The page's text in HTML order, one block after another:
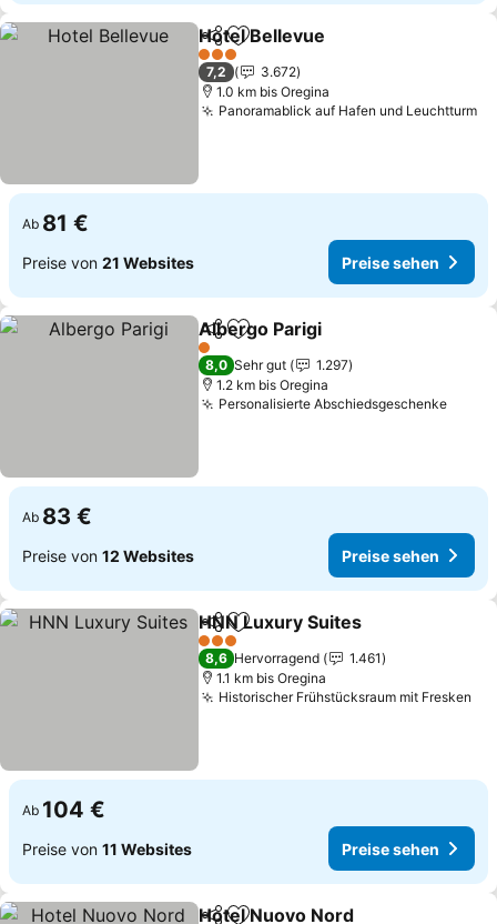
TeilenZu Favoriten hinzufügen
Hotel Bellevue
3 Sterne
7,2
3.672
1.0 km bis Oregina
Panoramablick auf Hafen und Leuchtturm
Ab 81 €
Preise von 21 Websites Preise sehen
TeilenZu Favoriten hinzufügen
Albergo Parigi
1 Sterne
8,0 Sehr gut
1.297
1.2 km bis Oregina
Personalisierte Abschiedsgeschenke
Ab 83 €
Preise von 12 Websites Preise sehen
TeilenZu Favoriten hinzufügen
HNN Luxury Suites
3 Sterne
8,6 Hervorragend
1.461
1.1 km bis Oregina
Historischer Frühstücksraum mit Fresken
Ab 104 €
Preise von 11 Websites Preise sehen
Hotel Nuovo Nord